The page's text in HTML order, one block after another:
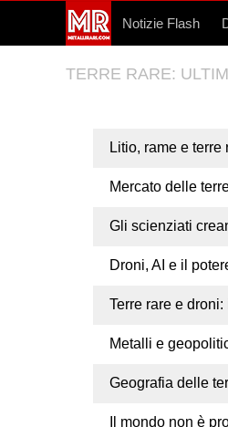
Notizie Flash
TERRE RARE:
Litio, rame e
Mercato delle
Gli scienziati
Droni, AI e il
Terre rare e
Metalli e
Geografia delle
Il mondo non è